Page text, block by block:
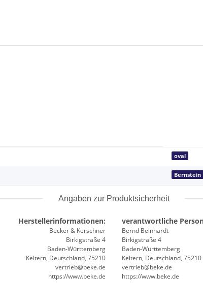
oval
Bernstein
Angaben zur Produktsicherheit
Herstellerinformationen:
Becker & Kerschner
Birkigstraße 4
Baden-Württemberg
Keltern, Deutschland, 75210
vertrieb@beke.de
https://www.beke.de
verantwortliche
Bernd Beinhardt
Birkigstraße 4
Baden-Württemberg
Keltern, Deutschland, 75210
vertrieb@beke.de
https://www.beke.de